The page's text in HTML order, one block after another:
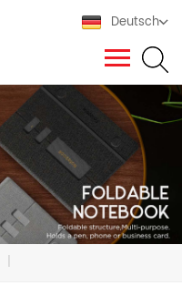
Deutsch
|